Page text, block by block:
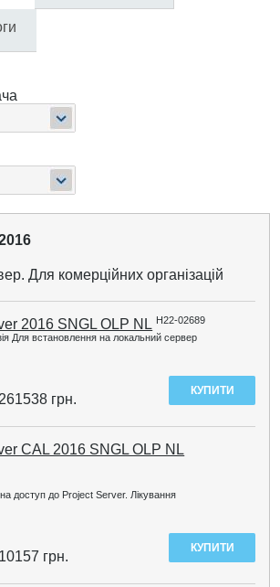
Для комерційних організацій
2016 SNGL OLP NL H22-02689
Для встановлення на локальний сервер
261538 грн.
CAL 2016 SNGL OLP NL
на доступ до Project Server. Лікування
10157 грн.